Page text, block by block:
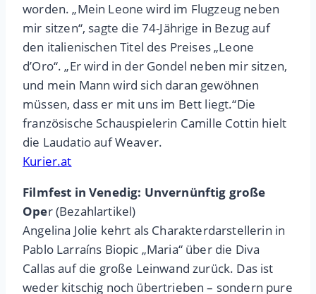
worden. „Mein Leone wird im Flugzeug neben
mir sitzen“, sagte die 74-Jährige in Bezug auf
den italienischen Titel des Preises „Leone
d’Oro“. „Er wird in der Gondel neben mir sitzen,
und mein Mann wird sich daran gewöhnen
müssen, dass er mit uns im Bett liegt.“Die
französische Schauspielerin Camille Cottin hielt
die Laudatio auf Weaver.
Kurier.at
Filmfest in Venedig: Unvernünftig große
Oper (Bezahlartikel)
Angelina Jolie kehrt als Charakterdarstellerin in
Pablo Larraíns Biopic „Maria“ über die Diva
Callas auf die große Leinwand zurück. Das ist
weder kitschig noch übertrieben – sondern pure